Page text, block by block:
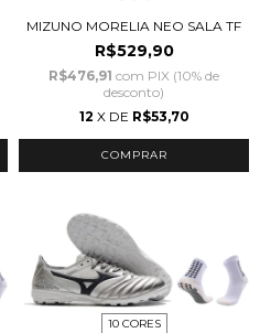
MIZUNO MORELIA NEO SALA TF
R$529,90
R$476,91 com PIX (10% de
desconto)
12 X DE R$53,70
COMPRAR
10 CORES